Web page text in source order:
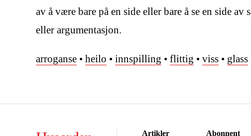
av å være bare på en side eller bare å se en side
eller argumentasjon.
arroganse • heilo • innspilling • flittig • viss • glass
Artikler Abonnent